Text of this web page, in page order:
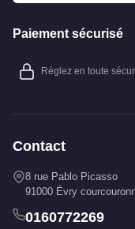
Paiement sécurisé
Réglez en toute
Contact
8 rue Pablo Picasso
91000 Évry
0160772269